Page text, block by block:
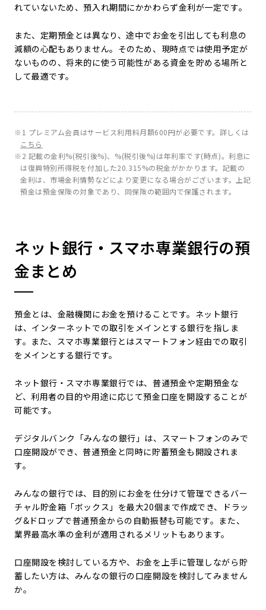
れていないため、預入れ期間にかかわらず金利が一定です。
また、定期預金とは異なり、途中でお金を引出しても利息の
減額の心配もありません。そのため、現時点では使用予定が
ないものの、将来的に使う可能性がある資金を貯める場所と
して最適です。
※1 プレミアム会員はサービス利用料月額600円が必要です。詳しくは
こちら
※2 記載の金利%(税引後%)、 %(税引後%)は年利率です(時点)。利息に
は復興特別所得税を付加した20.315%の税金がかかります。記載の
金利は、市場金利情勢などにより変更になる場合がございます。上記
預金は預金保険の対象であり、同保険の範囲内で保護されます。
ネット銀行・スマホ専業銀行の預
金まとめ
預金とは、金融機関にお金を預けることです。ネット銀行
は、インターネットでの取引をメインとする銀行を指しま
す。また、スマホ専業銀行とはスマートフォン経由での取引
をメインとする銀行です。
ネット銀行・スマホ専業銀行では、普通預金や定期預金な
ど、利用者の目的や用途に応じて預金口座を開設することが
可能です。
デジタルバンク「みんなの銀行」は、スマートフォンのみで
口座開設ができ、普通預金と同時に貯蓄預金も開設されま
す。
みんなの銀行では、目的別にお金を仕分けて管理できるバー
チャル貯金箱「ボックス」を最大20個まで作成でき、ドラッ
グ&ドロップで普通預金からの自動振替も可能です。また、
業界最高水準の金利が適用されるメリットもあります。
口座開設を検討している方や、お金を上手に管理しながら貯
蓄したい方は、みんなの銀行の口座開設を検討してみません
か。